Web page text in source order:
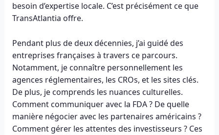
besoin d’expertise locale. C’est précisément ce que
TransAtlantia offre.
Pendant plus de deux décennies, j’ai guidé des
entreprises françaises à travers ce parcours.
Notamment, je connaître personnellement les
agences réglementaires, les CROs, et les sites clés.
De plus, je comprends les nuances culturelles.
Comment communiquer avec la FDA ? De quelle
manière négocier avec les partenaires américains ?
Comment gérer les attentes des investisseurs ? Ces